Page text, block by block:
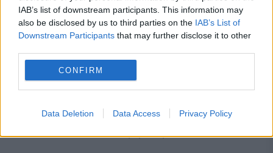
IAB’s list of downstream participants. This information may
also be disclosed by us to third parties on the IAB’s List of
Downstream Participants that may further disclose it to other
CONFIRM
Data Deletion Data Access Privacy Policy
SOCIAL
Accident lângă casa lui Iohannis din Sibiu, cu